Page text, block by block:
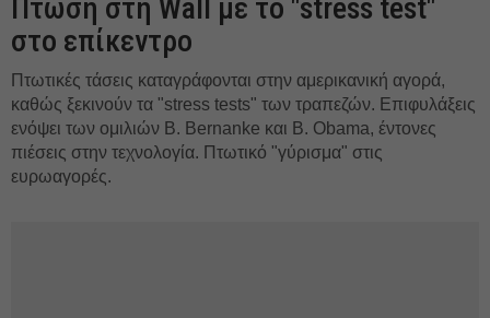
Πτώση στη Wall με το "stress test"
στο επίκεντρο
Πτωτικές τάσεις καταγράφονται στην αμερικανική αγορά,
καθώς ξεκινούν τα "stress tests" των τραπεζών. Επιφυλάξεις
ενόψει των ομιλιών Β. Bernanke και Β. Obama, έντονες
πιέσεις στην τεχνολογία. Πτωτικό "γύρισμα" στις
ευρωαγορές.